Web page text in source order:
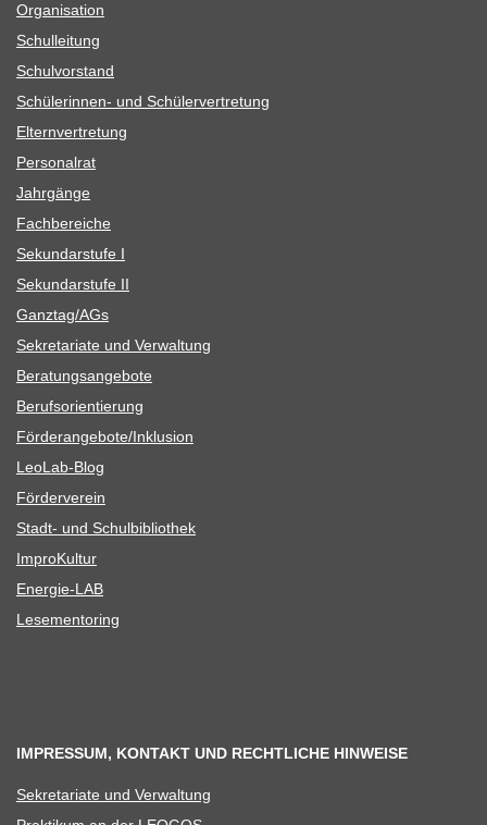
Orga­ni­sa­tion
Schul­lei­tung
Schul­vor­stand
Schü­le­rin­nen- und Schülervertretung
Eltern­ver­tre­tung
Per­so­nal­rat
Jahr­gänge
Fach­be­rei­che
Sekun­dar­stufe I
Sekun­dar­stufe II
Ganztag/​​AGs
Sekre­ta­riate und Verwaltung
Bera­tungs­an­ge­bote
Berufs­ori­en­tie­rung
Förderangebote/​​Inklusion
Leo­Lab-Blog
För­der­ver­ein
Stadt- und Schulbibliothek
Impro­Kul­tur
Ener­­gie-LAB
Lese­men­to­ring
IMPRESSUM, KONTAKT UND RECHTLICHE HINWEISE
Sekre­ta­riate und Verwaltung